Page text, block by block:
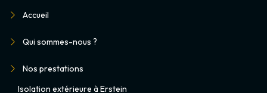
Accueil
Qui sommes-nous ?
Nos prestations
Isolation extérieure à Erstein